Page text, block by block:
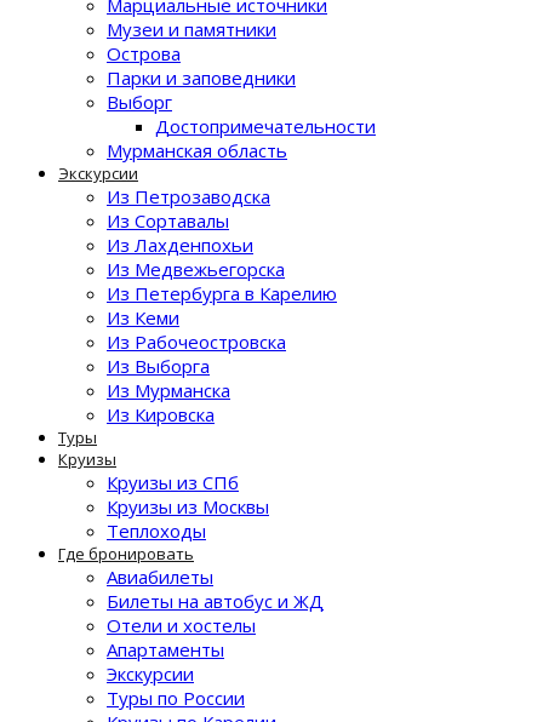
Марциальные источники
Музеи и памятники
Острова
Парки и заповедники
Выборг
Достопримечательности
Мурманская область
Экскурсии
Из Петрозаводска
Из Сортавалы
Из Лахденпохьи
Из Медвежьегорска
Из Петербурга в Карелию
Из Кеми
Из Рабочеостровска
Из Выборга
Из Мурманска
Из Кировска
Туры
Круизы
Круизы из СПб
Круизы из Москвы
Теплоходы
Где бронировать
Авиабилеты
Билеты на автобус и ЖД
Отели и хостелы
Апартаменты
Экскурсии
Туры по России